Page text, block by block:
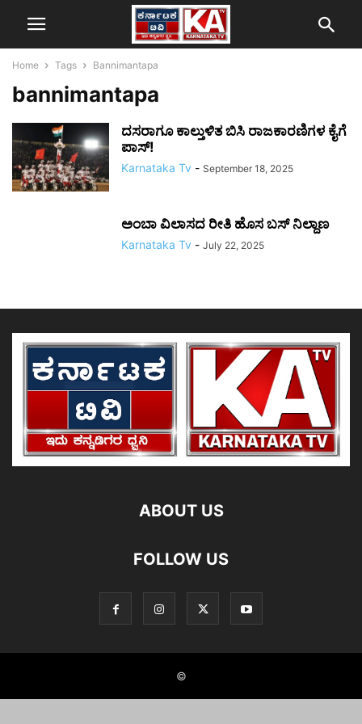
Home Tags Bannimantapa
bannimantapa
ದಸರಾಗೂ ಕಾಲ್ತುಳಿತ ಬಿಸಿ ರಾಜಕಾರಣಿಗಳ ಕೈಗೆ
ಪಾಸ್!
Karnataka Tv - September 18, 2025
ಅಂಬಾ ವಿಲಾಸದ ರೀತಿ ಹೊಸ ಬಸ್‌ ನಿಲ್ದಾಣ
Karnataka Tv - July 22, 2025
ABOUT US
FOLLOW US
©